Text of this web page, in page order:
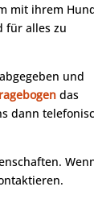
mit ihrem
für alles zu
und
das
dann